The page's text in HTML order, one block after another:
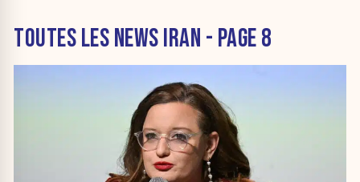
TOUTES LES NEWS IRAN - PAGE 8